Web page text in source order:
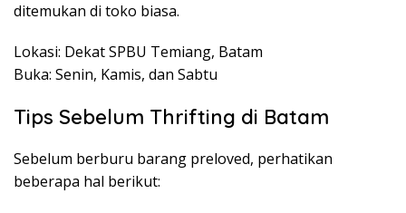
ditemukan di toko biasa.
Lokasi: Dekat SPBU Temiang, Batam
Buka: Senin, Kamis, dan Sabtu
Tips Sebelum Thrifting di Batam
Sebelum berburu barang preloved, perhatikan
beberapa hal berikut: